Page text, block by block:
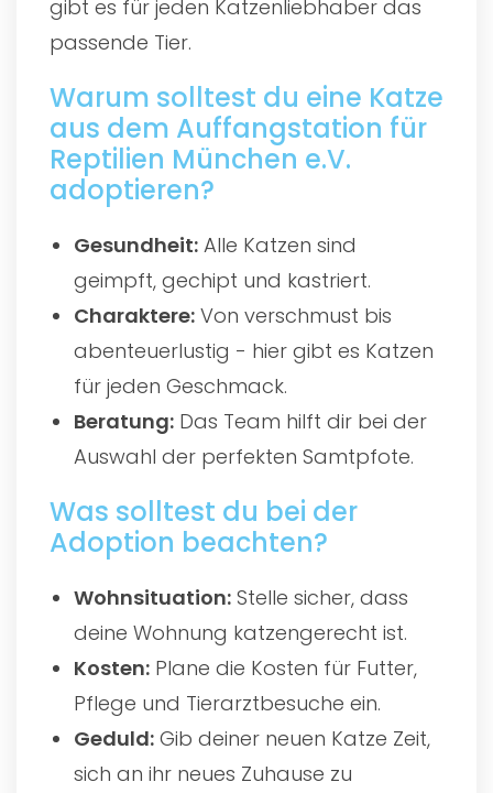
gibt es für jeden Katzenliebhaber das
passende Tier.
Warum solltest du eine Katze
aus dem Auffangstation für
Reptilien München e.V.
adoptieren?
Gesundheit: Alle Katzen sind
geimpft, gechipt und kastriert.
Charaktere: Von verschmust bis
abenteuerlustig - hier gibt es Katzen
für jeden Geschmack.
Beratung: Das Team hilft dir bei der
Auswahl der perfekten Samtpfote.
Was solltest du bei der
Adoption beachten?
Wohnsituation: Stelle sicher, dass
deine Wohnung katzengerecht ist.
Kosten: Plane die Kosten für Futter,
Pflege und Tierarztbesuche ein.
Geduld: Gib deiner neuen Katze Zeit,
sich an ihr neues Zuhause zu